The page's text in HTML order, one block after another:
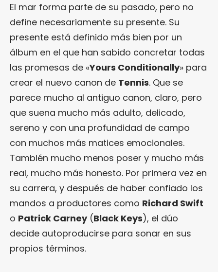
El mar forma parte de su pasado, pero no
define necesariamente su presente. Su
presente está definido más bien por un
álbum en el que han sabido concretar todas
las promesas de «Yours Conditionally» para
crear el nuevo canon de Tennis. Que se
parece mucho al antiguo canon, claro, pero
que suena mucho más adulto, delicado,
sereno y con una profundidad de campo
con muchos más matices emocionales.
También mucho menos poser y mucho más
real, mucho más honesto. Por primera vez en
su carrera, y después de haber confiado los
mandos a productores como Richard Swift
o Patrick Carney(Black Keys), el dúo
decide autoproducirse para sonar en sus
propios términos.